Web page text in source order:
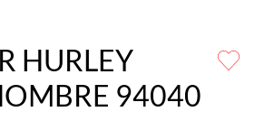
HURLEY
94040